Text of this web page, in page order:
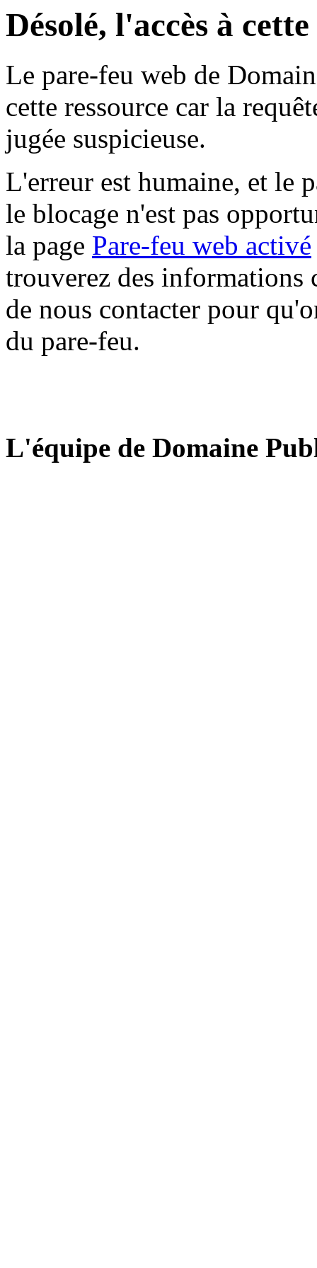
Désolé, l'accès à
Le pare-feu web de
cette ressource car la
jugée suspicieuse.
L'erreur est humaine, et le
le blocage n'est pas
la page Pare-feu web activé
trouverez des informations
de nous contacter pour
du pare-feu.
L'équipe de Domaine